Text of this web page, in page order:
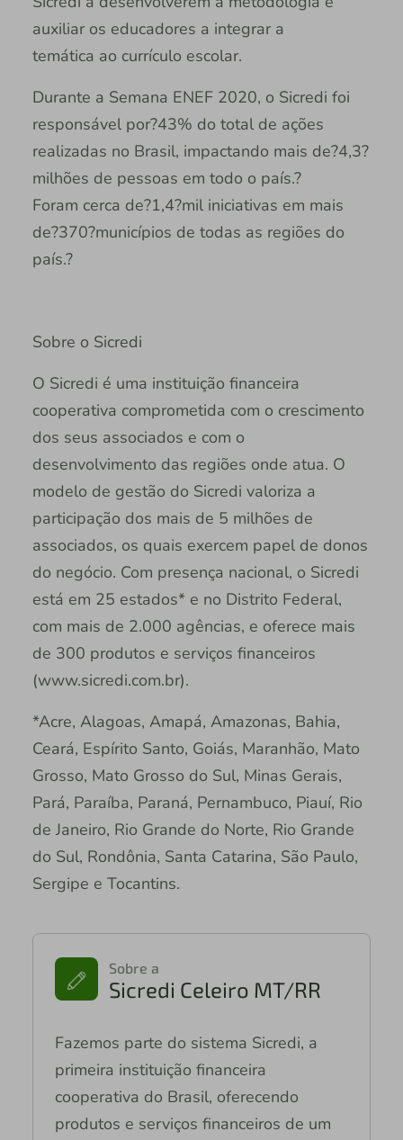
auxiliar os educadores a integrar a
temática ao currículo escolar.
Durante a Semana ENEF 2020, o Sicredi foi
responsável por?43% do total de ações
realizadas no Brasil, impactando mais de?4,3?
milhões de pessoas em todo o país.?
Foram cerca de?1,4?mil iniciativas em mais
de?370?municípios de todas as regiões do
país.?
Sobre o Sicredi
O Sicredi é uma instituição financeira
cooperativa comprometida com o crescimento
dos seus associados e com o
desenvolvimento das regiões onde atua. O
modelo de gestão do Sicredi valoriza a
participação dos mais de 5 milhões de
associados, os quais exercem papel de donos
do negócio. Com presença nacional, o Sicredi
está em 25 estados* e no Distrito Federal,
com mais de 2.000 agências, e oferece mais
de 300 produtos e serviços financeiros
(www.sicredi.com.br).
*Acre, Alagoas, Amapá, Amazonas, Bahia,
Ceará, Espírito Santo, Goiás, Maranhão, Mato
Grosso, Mato Grosso do Sul, Minas Gerais,
Pará, Paraíba, Paraná, Pernambuco, Piauí, Rio
de Janeiro, Rio Grande do Norte, Rio Grande
do Sul, Rondônia, Santa Catarina, São Paulo,
Sergipe e Tocantins.
Sobre a
Sicredi Celeiro MT/RR
Fazemos parte do sistema Sicredi, a
primeira instituição financeira
cooperativa do Brasil, oferecendo
produtos e serviços financeiros de um